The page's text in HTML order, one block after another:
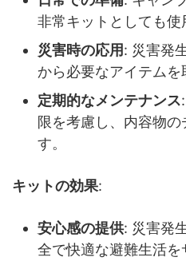
非常キットとしても使
災害時の応用: 災害発
から必要なアイテムを
定期的なメンテナンス
限を考慮し、内容物
す。
キットの効果:
安心感の提供: 災害発
全で快適な避難生活を